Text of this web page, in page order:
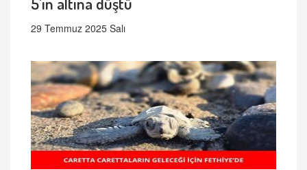
29 Temmuz 2025 Salı